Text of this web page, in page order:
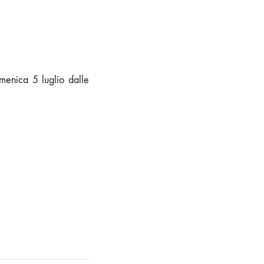
5 luglio dalle